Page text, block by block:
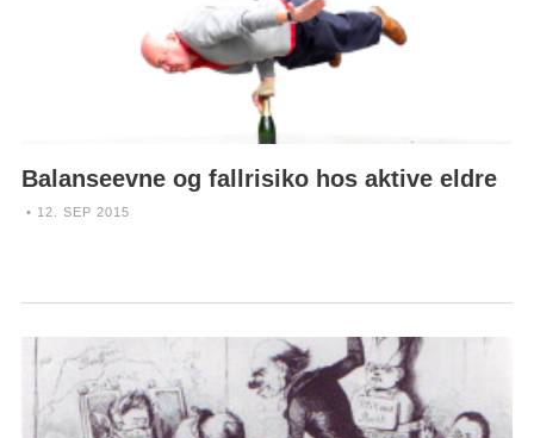
Balanseevne og fallrisiko hos aktive eldre
• 12. SEP 2015